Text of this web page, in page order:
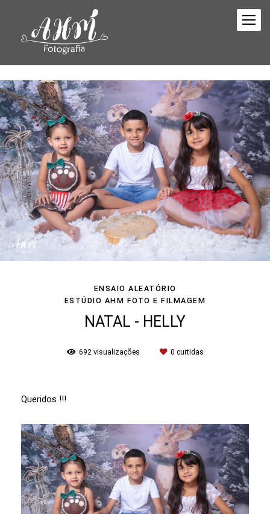
ENSAIO ALEATÓRIO
ESTÚDIO AHM FOTO E FILMAGEM
NATAL - HELLY
692 visualizações 0 curtidas
Queridos !!!